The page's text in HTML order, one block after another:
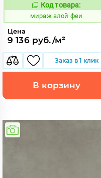
984613
Код товара:
мираж алой феи
Цена
9 136 руб./м²
Заказ в 1 клик
В корзину